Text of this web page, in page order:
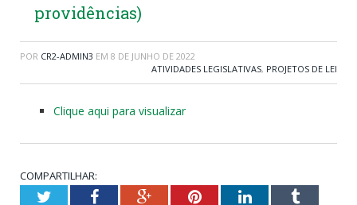
providências)
POR CR2-ADMIN3 EM 8 DE JUNHO DE 2022
ATIVIDADES LEGISLATIVAS, PROJETOS DE LEI
Clique aqui para visualizar
COMPARTILHAR:
TwitterFacebookGoogle+PinterestLinkedInTumblr